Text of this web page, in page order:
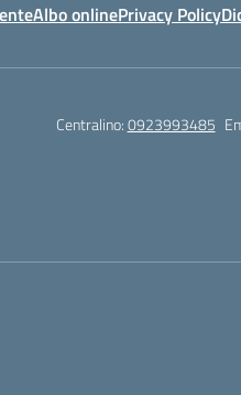
Albo onlinePrivacy Policy
Centralino:0923993485